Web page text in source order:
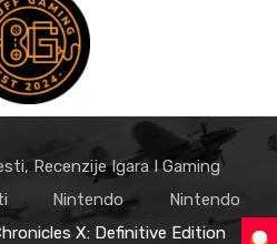
Recenzije Igara I Gaming
Nintendo
Nintendo
X: Definitive Edition